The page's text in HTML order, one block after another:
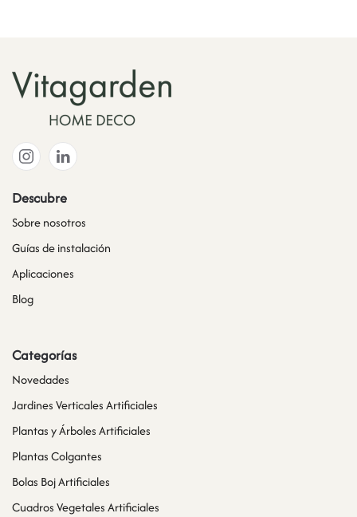
Descubre
Sobre nosotros
Guías de instalación
Aplicaciones
Blog
Categorías
Novedades
Jardines Verticales Artificiales
Plantas y Árboles Artificiales
Plantas Colgantes
Bolas Boj Artificiales
Cuadros Vegetales Artificiales